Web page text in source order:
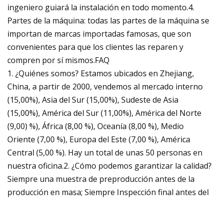
ingeniero guiará la instalación en todo momento.4.
Partes de la máquina: todas las partes de la máquina se
importan de marcas importadas famosas, que son
convenientes para que los clientes las reparen y
compren por sí mismos.FAQ
1. ¿Quiénes somos? Estamos ubicados en Zhejiang,
China, a partir de 2000, vendemos al mercado interno
(15,00%), Asia del Sur (15,00%), Sudeste de Asia
(15,00%), América del Sur (11,00%), América del Norte
(9,00) %), África (8,00 %), Oceanía (8,00 %), Medio
Oriente (7,00 %), Europa del Este (7,00 %), América
Central (5,00 %). Hay un total de unas 50 personas en
nuestra oficina.2. ¿Cómo podemos garantizar la calidad?
Siempre una muestra de preproducción antes de la
producción en masa; Siempre Inspección final antes del